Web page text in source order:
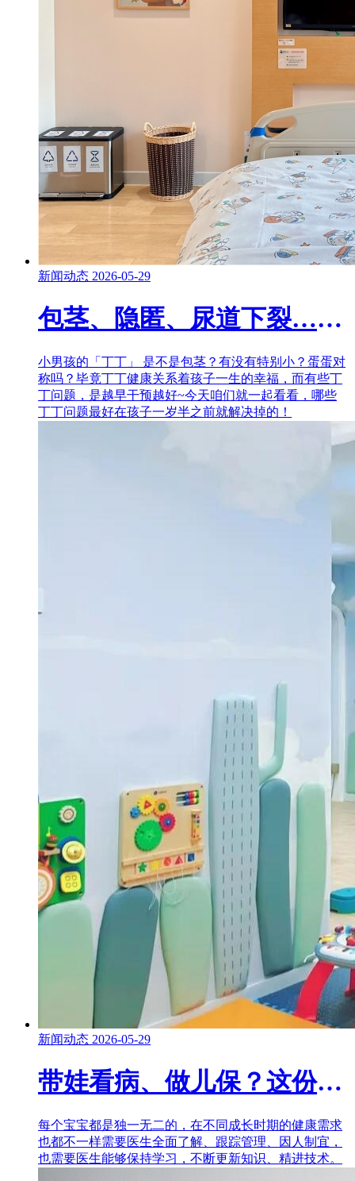
新闻动态 2026-05-29
包茎、隐匿、尿道下裂……小男孩这些丁丁问题，别错过佳治疗期！
小男孩的「丁丁」 是不是包茎？有没有特别小？蛋蛋对
称吗？毕竟丁丁健康关系着孩子一生的幸福，而有些丁
丁问题，是越早干预越好~今天咱们就一起看看，哪些
丁丁问题最好在孩子一岁半之前就解决掉的！
新闻动态 2026-05-29
带娃看病、做儿保？这份「儿科医生选择指南」很有用！
每个宝宝都是独一无二的，在不同成长时期的健康需求
也都不一样需要医生全面了解、跟踪管理、因人制宜，
也需要医生能够保持学习，不断更新知识、精进技术。